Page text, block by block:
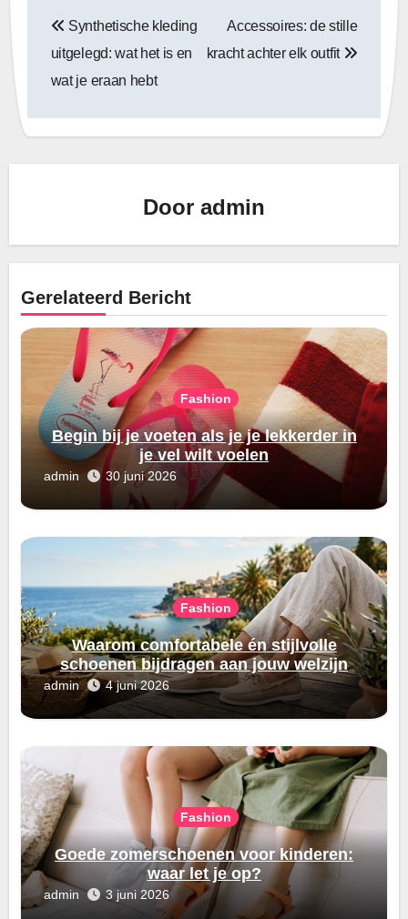
navigatie
Synthetische kleding
uitgelegd: wat het is en
wat je eraan hebt
Accessoires: de stille
kracht achter elk outfit
Door admin
Gerelateerd Bericht
Fashion
Begin bij je voeten als je je lekkerder in
je vel wilt voelen
admin 30 juni 2026
Fashion
Waarom comfortabele én stijlvolle
schoenen bijdragen aan jouw welzijn
admin 4 juni 2026
Fashion
Goede zomerschoenen voor kinderen:
waar let je op?
admin 3 juni 2026